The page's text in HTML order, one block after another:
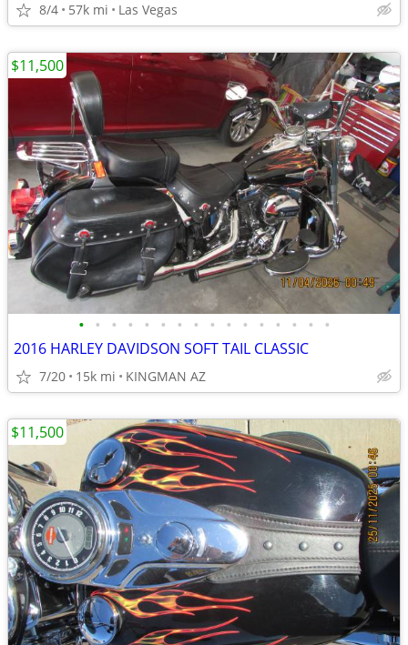
8/4 57k mi Las Vegas
• • • • • • • • • • • • • • • •
2016 HARLEY DAVIDSON SOFT TAIL CLASSIC
7/20 15k mi KINGMAN AZ
$11,500
$11,500